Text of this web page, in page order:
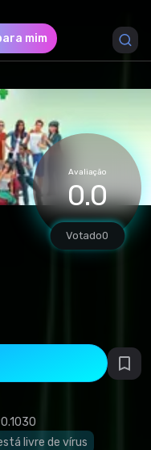
mim
Avaliação
0.0
Votado0
livre de vírus